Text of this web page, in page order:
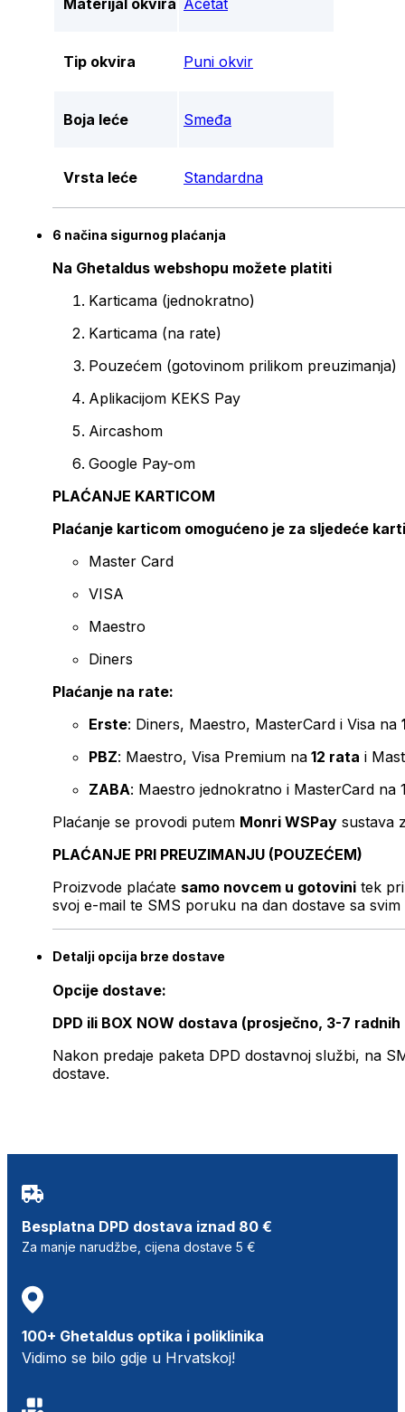
Materijal okvira Acetat
Tip okvira Puni okvir
Boja leće Smeđa
Vrsta leće Standardna
6 načina sigurnog plaćanja
Na Ghetaldus webshopu možete platiti
Karticama (jednokratno)
Karticama (na rate)
Pouzećem (gotovinom prilikom preuzimanja)
Aplikacijom KEKS Pay
Aircashom
Google Pay-om
PLAĆANJE KARTICOM
Plaćanje karticom omogućeno je za sljedeće
Master Card
VISA
Maestro
Diners
Plaćanje na rate:
Erste: Diners, Maestro, MasterCard i Visa na
PBZ: Maestro, Visa Premium na 12 rata i
ZABA: Maestro jednokratno i MasterCard na
Plaćanje se provodi putem Monri WSPay sustava
PLAĆANJE PRI PREUZIMANJU (POUZEĆEM)
Proizvode plaćate samo novcem u gotovini tek
svoj e-mail te SMS poruku na dan dostave sa svim
Detalji opcija brze dostave
Opcije dostave:
DPD ili BOX NOW dostava (prosječno, 3-7 radnih
Nakon predaje paketa DPD dostavnoj službi, na
dostave.
Besplatna DPD dostava iznad 80 €
Za manje narudžbe, cijena dostave 5 €
100+ Ghetaldus optika i poliklinika
Vidimo se bilo gdje u Hrvatskoj!